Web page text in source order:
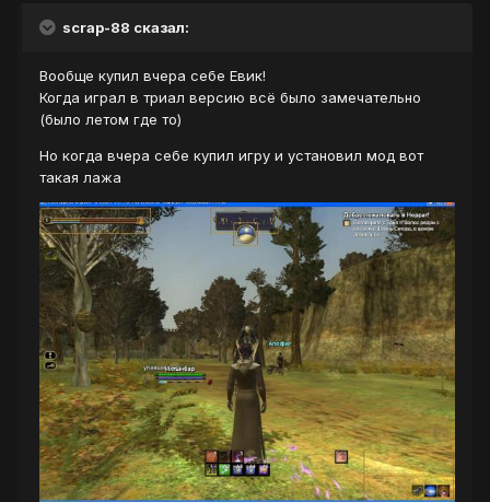
scrap-88 сказал:
Вообще купил вчера себе Евик!
Когда играл в триал версию всё было замечательно
(было летом где то)
Но когда вчера себе купил игру и установил мод вот
такая лажа